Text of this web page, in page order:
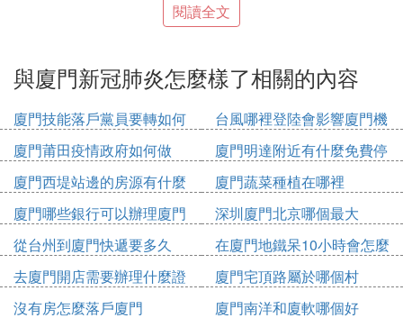
廈門市新型冠狀病毒肺炎本地疫情情況
例，報告新增本土無症狀感染者21例。
廈門市本土確診病例目前住院370例，無死亡病例；
現有本土無症狀感染者尚在接受集中隔離醫學觀察19
5例。
更新於12月9日：2022年12月8日廈門新增67例確診
病例和37例無症狀感染者
更新於12月8日：2022年12月7日廈門新增本土確診2
9例+無症狀感染者44例
12月7日0-24時，廈門市新增本土新冠肺炎確診病例2
閱讀全文
與廈門新冠肺炎怎麼樣了相關的內容
廈門技能落戶黨員要轉如何
辦理
台風哪裡登陸會影響廈門機
場
廈門莆田疫情政府如何做
廈門明達附近有什麼免費停
車位
廈門西堤站邊的房源有什麼
廈門蔬菜種植在哪裡
廈門哪些銀行可以辦理廈門
市民卡
深圳廈門北京哪個最大
從台州到廈門快遞要多久
在廈門地鐵呆10小時會怎麼
收費
去廈門開店需要辦理什麼證
件
廈門宅頂路屬於哪個村
沒有房怎麼落戶廈門
廈門南洋和廈軟哪個好